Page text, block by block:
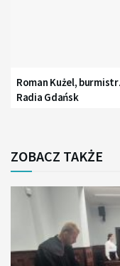
Roman Kużel,
Radia Gdańsk
ZOBACZ TAKŻE